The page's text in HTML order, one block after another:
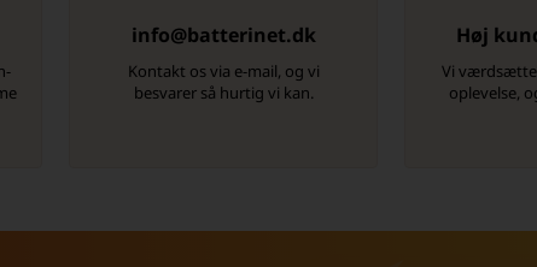
info@batterinet.dk
Kontakt os via e-mail, og vi
besvarer så hurtig vi kan.
Høj
Vi
oplevelse,